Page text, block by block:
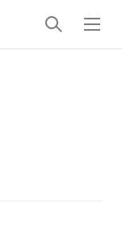
검
색
메
뉴